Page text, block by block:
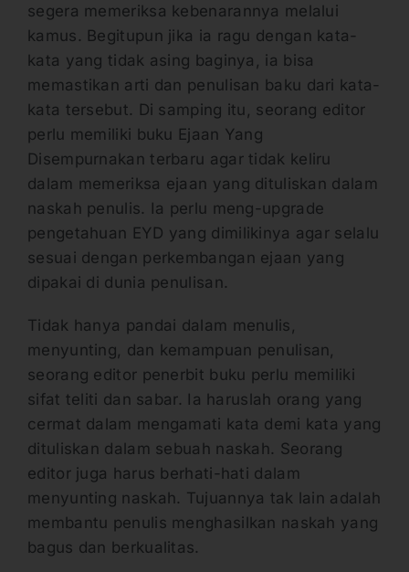
segera memeriksa kebenarannya melalui
kamus. Begitupun jika ia ragu dengan kata-
kata yang tidak asing baginya, ia bisa
memastikan arti dan penulisan baku dari kata-
kata tersebut. Di samping itu, seorang editor
perlu memiliki buku Ejaan Yang
Disempurnakan terbaru agar tidak keliru
dalam memeriksa ejaan yang dituliskan dalam
naskah penulis. Ia perlu meng-upgrade
pengetahuan EYD yang dimilikinya agar selalu
sesuai dengan perkembangan ejaan yang
dipakai di dunia penulisan.
Tidak hanya pandai dalam menulis,
menyunting, dan kemampuan penulisan,
seorang editor penerbit buku perlu memiliki
sifat teliti dan sabar. Ia haruslah orang yang
cermat dalam mengamati kata demi kata yang
dituliskan dalam sebuah naskah. Seorang
editor juga harus berhati-hati dalam
menyunting naskah. Tujuannya tak lain adalah
membantu penulis menghasilkan naskah yang
bagus dan berkualitas.